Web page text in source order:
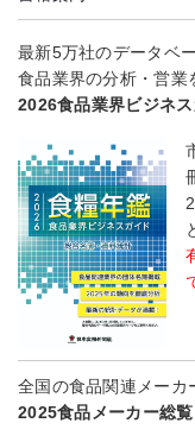
最新5万社のデータベー
食品業界の分析・営業
2026食品業界ビジネス
全国の食品関連メー
2025食品メーカー総覧